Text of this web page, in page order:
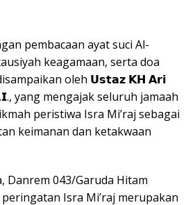
pembacaan ayat suci Al-
keagamaan, serta doa
oleh 𝗨𝘀𝘁𝗮𝘇 𝗞𝗛 𝗔𝗿𝗶
yang mengajak seluruh jamaah
peristiwa Isra Mi’raj sebagai
keimanan dan ketakwaan
Danrem 043/Garuda Hitam
Isra Mi’raj merupakan